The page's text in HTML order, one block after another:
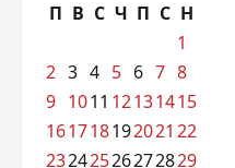
П В С Ч П С Н
1
2 3 4 5 6 7 8
9 1011 12131415
161718192021 22
23242526272829